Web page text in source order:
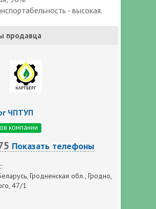
- высокая.
продавца
ЧПТУП
компании
Показать телефоны
Гродненская обл., Гродно,
47/1